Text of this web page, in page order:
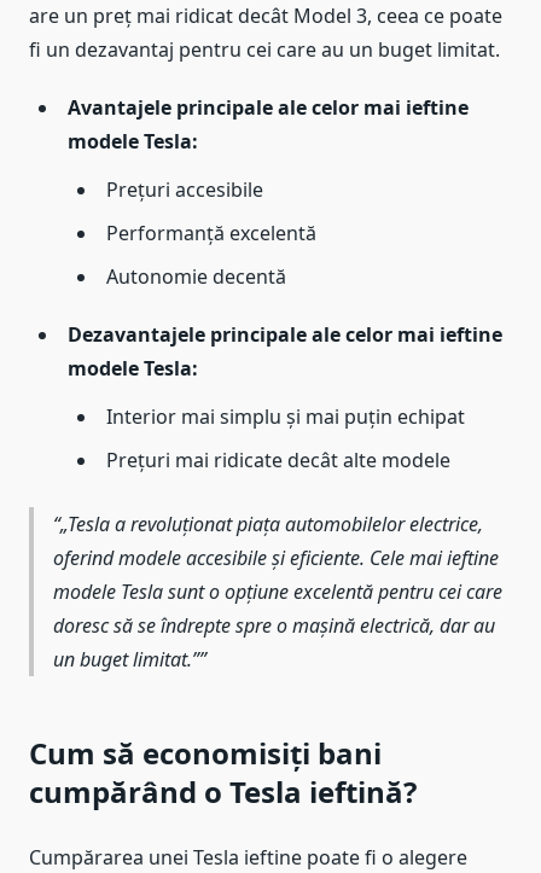
are un preț mai ridicat decât Model 3, ceea ce poate
fi un dezavantaj pentru cei care au un buget limitat.
Avantajele principale ale celor mai ieftine
modele Tesla:
Prețuri accesibile
Performanță excelentă
Autonomie decentă
Dezavantajele principale ale celor mai ieftine
modele Tesla:
Interior mai simplu și mai puțin echipat
Prețuri mai ridicate decât alte modele
„Tesla a revoluționat piața automobilelor electrice,
oferind modele accesibile și eficiente. Cele mai ieftine
modele Tesla sunt o opțiune excelentă pentru cei care
doresc să se îndrepte spre o mașină electrică, dar au
un buget limitat.”
Cum să economisiți bani
cumpărând o Tesla ieftină?
Cumpărarea unei Tesla ieftine poate fi o alegere